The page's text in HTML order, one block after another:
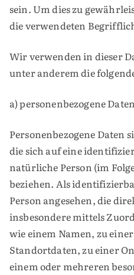
sein. Um dies zu
die verwendeten
Wir verwenden in dieser
unter anderem die
a) personenbezogene Daten
Personenbezogene
die sich auf eine
natürliche Person (im
beziehen. Als
Person angesehen, die
insbesondere mittels
wie einem Namen, zu
Standortdaten, zu einer
einem oder mehreren